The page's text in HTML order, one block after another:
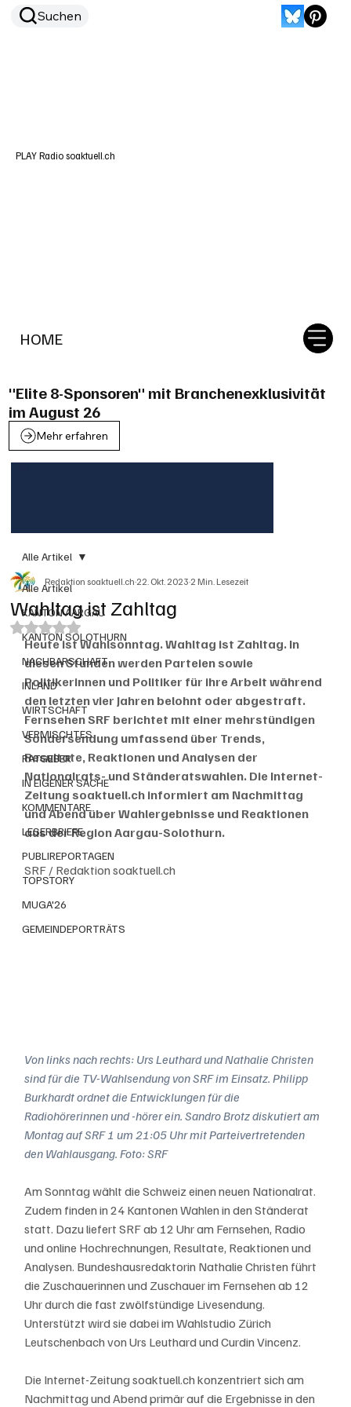
HOME
Suchen
PLAY Radio soaktuell.ch
"Elite 8-Sponsoren" mit Branchenexklusivität
im August 26
Mehr erfahren
Alle Artikel
KANTON AARGAU
KANTON SOLOTHURN
NACHBARSCHAFT
INLAND
WIRTSCHAFT
VERMISCHTES
RATGEBER
IN EIGENER SACHE
KOMMENTARE
LESERBRIEFE
PUBLIREPORTAGEN
TOPSTORY
MUGA'26
GEMEINDEPORTRÄTS
Alle Artikel
Wahltag ist Zahltag
Redaktion soaktuell.ch22. Okt. 20232 Min. Lesezeit
Mit NaN von 5 Sternen bewertet.
Heute ist Wahlsonntag. Wahltag ist Zahltag. In
diesen Stunden werden Parteien sowie
Politikerinnen und Politiker für ihre Arbeit während
den letzten vier Jahren belohnt oder abgestraft.
Fernsehen SRF berichtet mit einer mehrstündigen
Sondersendung umfassend über Trends,
Resultate, Reaktionen und Analysen der
Nationalrats- und Ständeratswahlen. Die Internet-
Zeitung soaktuell.ch informiert am Nachmittag
und Abend über Wahlergebnisse und Reaktionen
aus der Region Aargau-Solothurn.
SRF / Redaktion soaktuell.ch
Von links nach rechts: Urs Leuthard und Nathalie Christen
sind für die TV-Wahlsendung von SRF im Einsatz. Philipp
Burkhardt ordnet die Entwicklungen für die
Radiohörerinnen und -hörer ein. Sandro Brotz diskutiert am
Montag auf SRF 1 um 21:05 Uhr mit Parteivertretenden
den Wahlausgang. Foto: SRF
Am Sonntag wählt die Schweiz einen neuen Nationalrat.
Zudem finden in 24 Kantonen Wahlen in den Ständerat
statt. Dazu liefert SRF ab 12 Uhr am Fernsehen, Radio
und online Hochrechnungen, Resultate, Reaktionen und
Analysen. Bundeshausredaktorin Nathalie Christen führt
die Zuschauerinnen und Zuschauer im Fernsehen ab 12
Uhr durch die fast zwölfstündige Livesendung.
Unterstützt wird sie dabei im Wahlstudio Zürich
Leutschenbach von Urs Leuthard und Curdin Vincenz.
Die Internet-Zeitung soaktuell.ch konzentriert sich am
Nachmittag und Abend primär auf die Ergebnisse in den